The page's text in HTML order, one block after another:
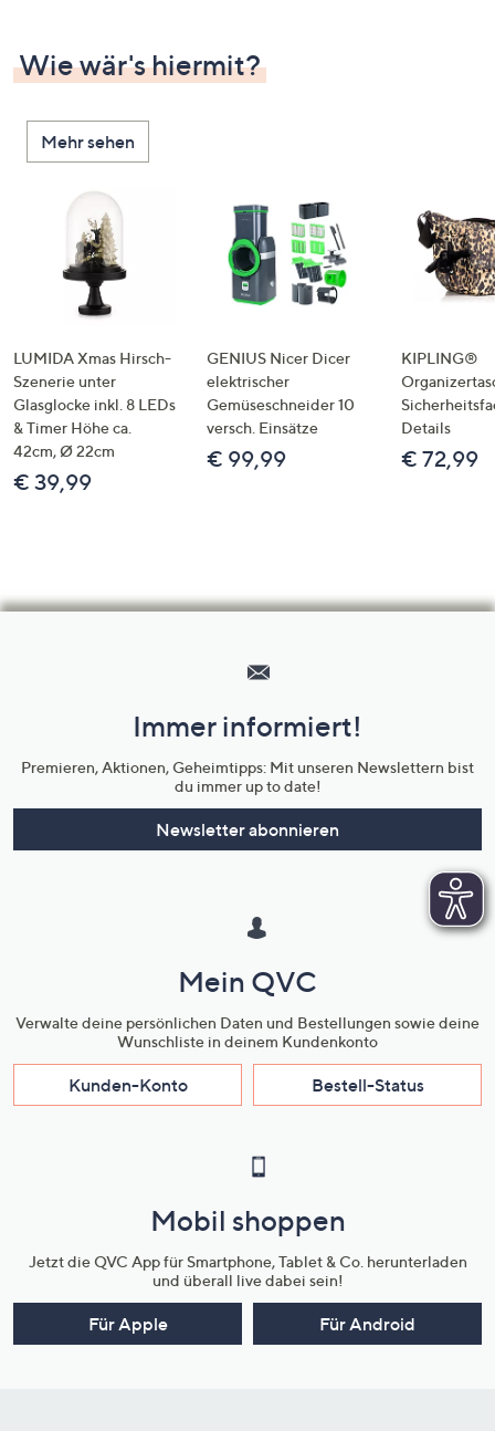
Wie wär's hiermit?
Mehr sehen
LUMIDA Xmas Hirsch-
Szenerie unter
Glasglocke inkl. 8 LEDs
& Timer Höhe ca.
42cm, Ø 22cm
€ 39,99
GENIUS Nicer Dicer
elektrischer
Gemüseschneider 10
versch. Einsätze
€ 99,99
KIPLING®
Details
€ 72,99
Unternehmensinformationen
Immer informiert!
Premieren, Aktionen, Geheimtipps: Mit unseren Newslettern bist
du immer up to date!
Newsletter abonnieren
Mein QVC
Verwalte deine persönlichen Daten und Bestellungen sowie deine
Wunschliste in deinem Kundenkonto
Kunden-Konto Bestell-Status
Mobil shoppen
Jetzt die QVC App für Smartphone, Tablet & Co. herunterladen
und überall live dabei sein!
Für Apple Für Android